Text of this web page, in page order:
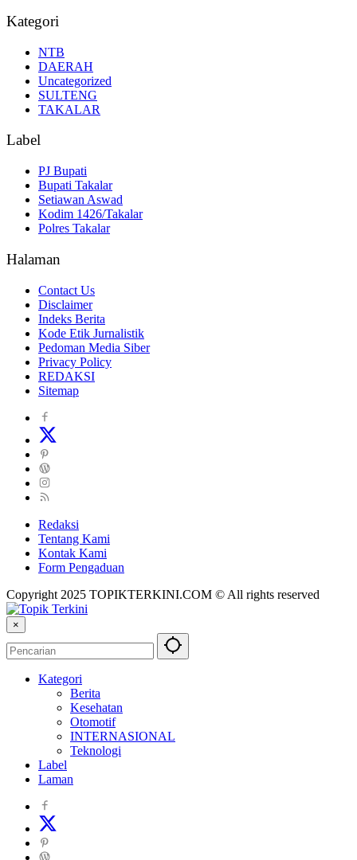
Kategori
NTB
DAERAH
Uncategorized
SULTENG
TAKALAR
Label
PJ Bupati
Bupati Takalar
Setiawan Aswad
Kodim 1426/Takalar
Polres Takalar
Halaman
Contact Us
Disclaimer
Indeks Berita
Kode Etik Jurnalistik
Pedoman Media Siber
Privacy Policy
REDAKSI
Sitemap
Redaksi
Tentang Kami
Kontak Kami
Form Pengaduan
Copyright 2025 TOPIKTERKINI.COM © All rights reserved
×
Kategori
Berita
Kesehatan
Otomotif
INTERNASIONAL
Teknologi
Label
Laman